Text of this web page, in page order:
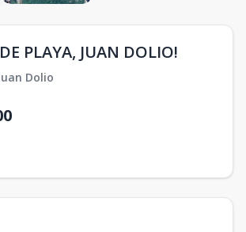
PLAYA, JUAN DOLIO!
Dolio